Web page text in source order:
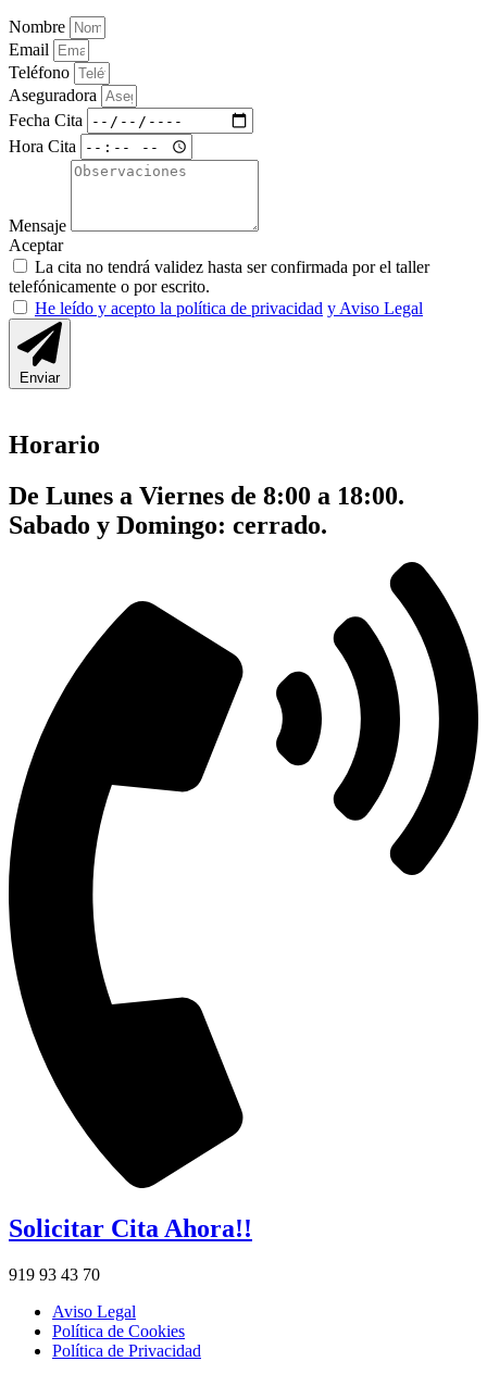
Nombre
Email
Teléfono
Aseguradora
Fecha Cita
Hora Cita
Mensaje
Aceptar
La cita no tendrá validez hasta ser confirmada por el taller
telefónicamente o por escrito.
He leído y acepto la política de privacidad y Aviso Legal
Enviar
Horario
De Lunes a Viernes de 8:00 a 18:00.
Sabado y Domingo: cerrado.
Solicitar Cita Ahora!!
919 93 43 70
Aviso Legal
Política de Cookies
Política de Privacidad